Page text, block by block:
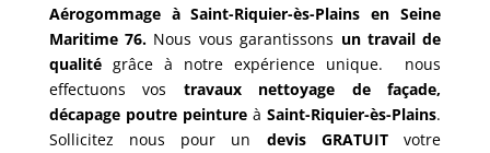
Aérogommageà Saint-Riquier-ès-Plains en Seine
Maritime 76. Nous vous garantissons un travail de
qualitégrâce à notre expérience unique.
nous
effectuons vos travaux nettoyage de façade,
décapage poutre peinture àSaint-Riquier-ès-Plains.
Sollicitez nous pour un devis GRATUITvotre